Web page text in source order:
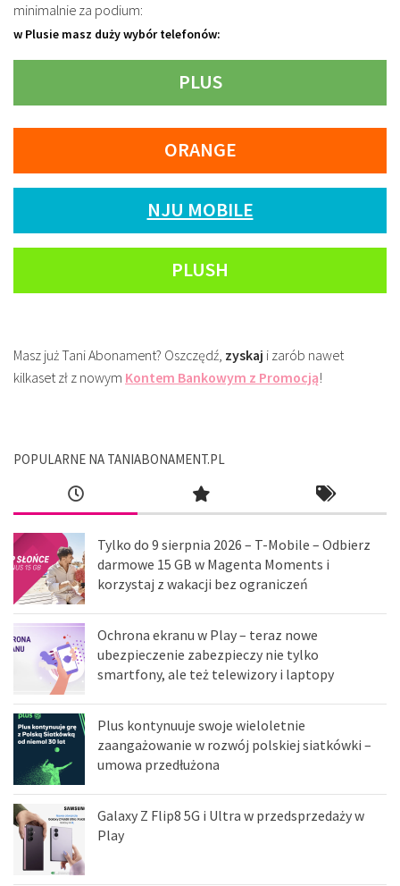
minimalnie za podium:
w Plusie masz duży wybór telefonów:
PLUS
ORANGE
NJU MOBILE
PLUSH
Masz już Tani Abonament? Oszczędź, zyskaj i zarób nawet
kilkaset zł z nowym Kontem Bankowym z Promocją!
POPULARNE NA TANIABONAMENT.PL
Tylko do 9 sierpnia 2026 – T-Mobile – Odbierz
darmowe 15 GB w Magenta Moments i
korzystaj z wakacji bez ograniczeń
Ochrona ekranu w Play – teraz nowe
ubezpieczenie zabezpieczy nie tylko
smartfony, ale też telewizory i laptopy
Plus kontynuuje swoje wieloletnie
zaangażowanie w rozwój polskiej siatkówki –
umowa przedłużona
Galaxy Z Flip8 5G i Ultra w przedsprzedaży w
Play